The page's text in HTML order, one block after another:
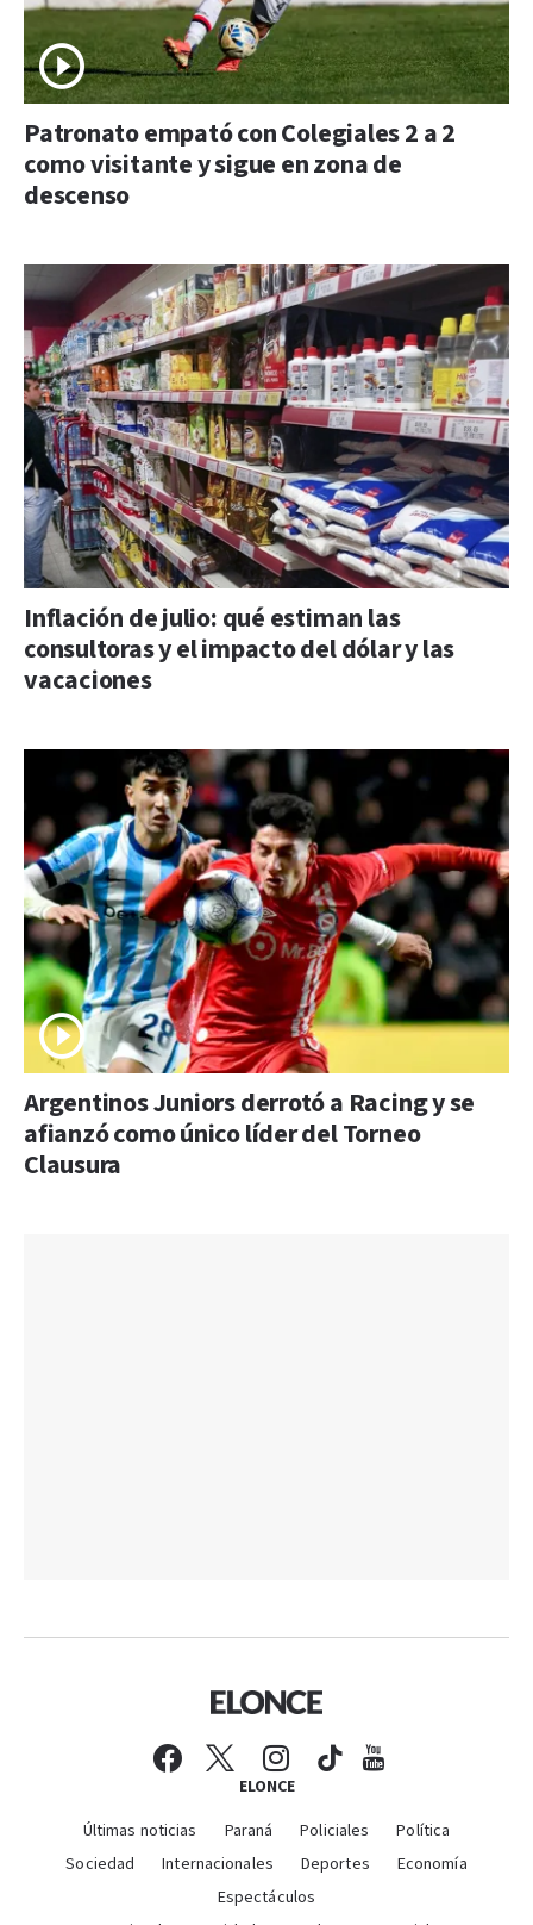
Patronato empató con Colegiales 2 a 2
como visitante y sigue en zona de
descenso
Inflación de julio: qué estiman las
consultoras y el impacto del dólar y las
vacaciones
Argentinos Juniors derrotó a Racing y se
afianzó como único líder del Torneo
Clausura
ELONCE
Últimas noticias Paraná Policiales
Política
Sociedad
Internacionales Deportes
Economía
Espectáculos